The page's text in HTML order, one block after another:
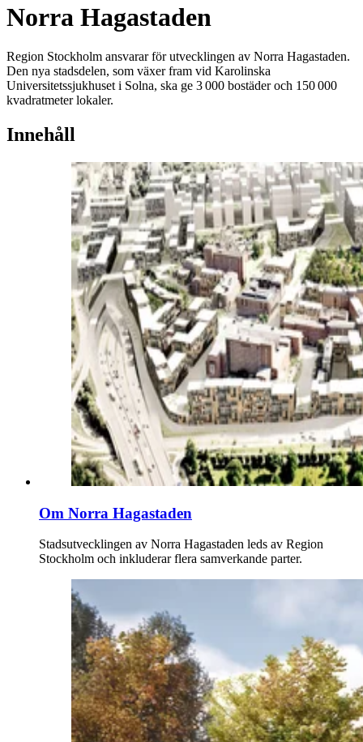
Norra Hagastaden
Region Stockholm ansvarar för utvecklingen av Norra Hagastaden.
Den nya stadsdelen, som växer fram vid Karolinska
Universitetssjukhuset i Solna, ska ge 3 000 bostäder och 150 000
kvadratmeter lokaler.
Innehåll
Om Norra Hagastaden
Stadsutvecklingen av Norra Hagastaden leds av Region
Stockholm och inkluderar flera samverkande parter.